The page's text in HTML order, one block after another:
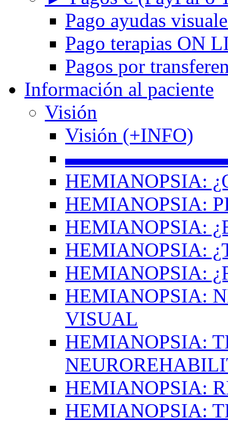
Pago ayudas
Pago terapias ON
Pagos por
Información al paciente
Visión
Visión (+INFO)
HEMIANOPSIA:
HEMIANOPSIA:
HEMIANOPSIA:
HEMIANOPSIA:
HEMIANOPSIA:
HEMIANOPSIA:
VISUAL
HEMIANOPSIA:
HEMIANOPSIA:
HEMIANOPSIA: